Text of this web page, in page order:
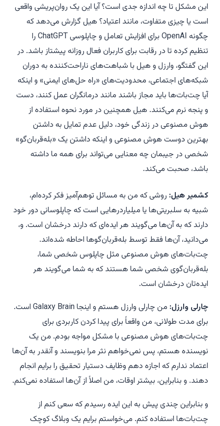
این مشکل تا چه اندازه جدی است؟ آیا این یک روان‌پریشی واقعی
است یا چیزی متفاوت، مانند اعتیاد؟ هیل گزارش می‌دهد که
چگونه OpenAI برای افزایش تعامل و چاپلوسی ChatGPT را
تنظیم کرده تا در رقابت برای کاربران فعال روزانه پیشتاز باشد. در
این گفتگو، وارزل و هیل با شباهت‌های ناراحت‌کننده به دوران
شبکه‌های اجتماعی، محدودیت‌های «راه حل‌های ایمنی» و اینکه
آیا چت‌بات‌ها باید مجاز باشند مانند درمانگران عمل کنند، دست
و پنجه نرم می‌کنند. هیل همچنین در مورد نحوه استفاده از
هوش مصنوعی در زندگی خود، دلیل عدم تمایل به داشتن
بهترین دوست هوش مصنوعی و اینکه داشتن یک «بله‌قربان‌گو»
شخصی در جیبمان چه معنایی می‌تواند برای همه ما داشته
باشد، صحبت می‌کند.
کشمیر هیل: روشی که من به مسائل توهم‌آمیز فکر کرده‌ام،
شبیه به سلبریتی‌ها یا میلیاردرهایی است که چاپلوسانی دور خود
دارند که به آن‌ها می‌گویند هر ایده‌ای که دارند درخشان است. و،
می‌دانید، آن‌ها فقط توسط بله‌قربان‌گوها احاطه شده‌اند.
چت‌بات‌های هوش مصنوعی مثل چاپلوس شخصی شما،
بله‌قربان‌گوی شخصی شما هستند که به شما می‌گویند هر
ایده‌تان درخشان است.
چارلی وارزل: من چارلی وارزل هستم و اینجاGalaxy Brain است.
برای مدت طولانی، من واقعاً برای پیدا کردن کاربردی برای
چت‌بات‌های هوش مصنوعی با مشکل مواجه بودم. من یک
نویسنده هستم، پس نمی‌خواهم نثر مرا بنویسند و آنقدر به آن‌ها
اعتماد ندارم که اجازه دهم وظایف دستیار تحقیق را برایم انجام
دهند. و بنابراین، بیشتر اوقات، من اصلاً از آن‌ها استفاده نمی‌کنم.
و بنابراین چندی پیش به این ایده رسیدم که سعی کنم از
چت‌بات‌ها استفاده کنم. می‌خواستم برایم یک وبلاگ کوچک